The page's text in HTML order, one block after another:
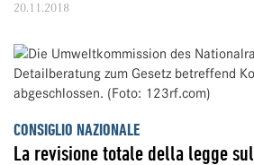
20.11.2018
CONSIGLIO NAZIONALE
La revisione totale della legge